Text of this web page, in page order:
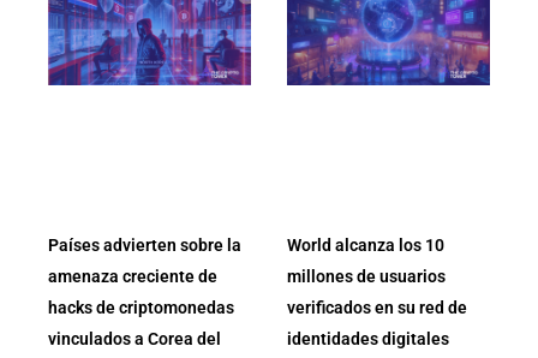
Países advierten sobre la
amenaza creciente de
hacks de criptomonedas
vinculados a Corea del
World alcanza los 10
millones de usuarios
verificados en su red de
identidades digitales